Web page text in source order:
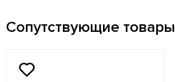
Сопутствующие товары